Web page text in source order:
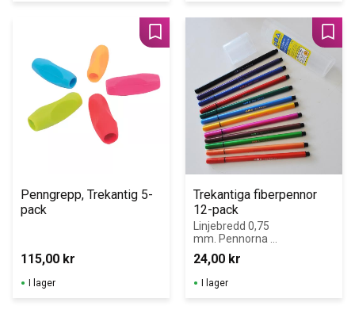
Penngrepp, Trekantig 5-
pack
115,00 kr
Lägg till i favoriter
I lager
Trekantiga fiberpennor
12-pack
Linjebredd 0,75
mm. Pennorna
är trekantiga
vilket gör det lätt
för små händer
att hålla i.
24,00 kr
I lager